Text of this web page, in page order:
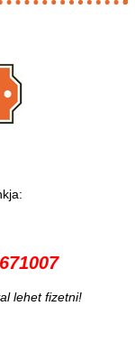
lehet fizetni!